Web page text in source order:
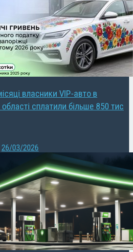
власники VIP-авто в
області сплатили більше 850 тис
26/03/2026